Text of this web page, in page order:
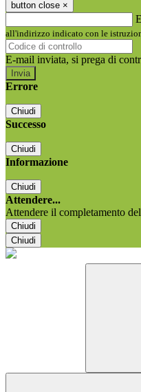
button close ×
all'indirizzo indicato con le
E-mail inviata, si prega di
Errore
Chiudi
Successo
Chiudi
Informazione
Chiudi
Attendere...
Attendere il completamento
Chiudi
Chiudi